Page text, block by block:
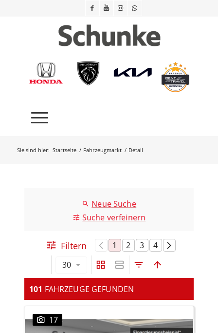
Sie sind hier: Startseite / Fahrzeugmarkt / Detail
Neue Suche
Suche verfeinern
Filtern 1 2 3
4
30
101 FAHRZEUGE GEFUNDEN
17